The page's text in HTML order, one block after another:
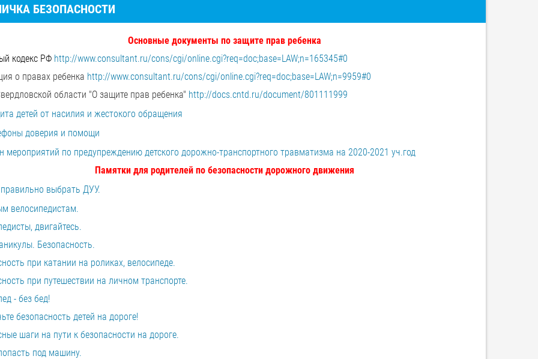
БЕЗОПАСНОСТИ
Основные документы по защите прав ребенка
кодекс РФ http://www.consultant.ru/cons/cgi/online.cgi?req=doc;base=LAW;n=165345#0
о правах ребенка http://www.consultant.ru/cons/cgi/online.cgi?req=doc;base=LAW;n=9959#0
области "О защите прав ребенка" http://docs.cntd.ru/document/801111999
детей от насилия и жестокого обращения
доверия и помощи
мероприятий по предупреждению детского дорожно-транспортного травматизма на 2020-2021 уч.год
Памятки для родителей по безопасности дорожного движения
выбрать ДУУ.
велосипедистам.
двигайтесь.
Безопасность.
при катании на роликах, велосипеде.
при путешествии на личном транспорте.
- без бед!
безопасность детей на дороге!
шаги на пути к безопасности на дороге.
под машину.